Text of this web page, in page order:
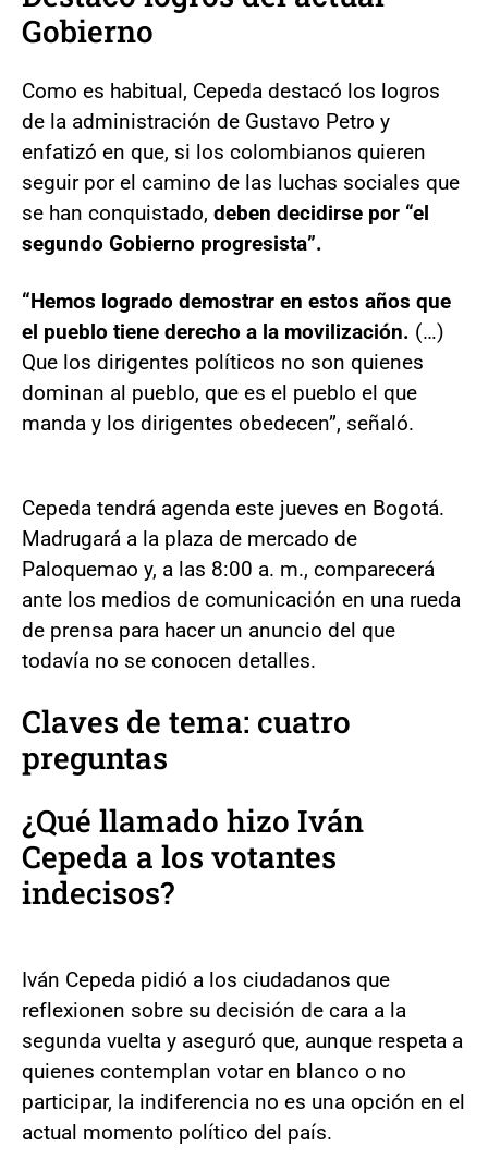
Gobierno
Como es habitual, Cepeda destacó los logros
de la administración de Gustavo Petro y
enfatizó en que, si los colombianos quieren
seguir por el camino de las luchas sociales que
se han conquistado, deben decidirse por “el
segundo Gobierno progresista”.
“Hemos logrado demostrar en estos años que
el pueblo tiene derecho a la movilización. (…)
Que los dirigentes políticos no son quienes
dominan al pueblo, que es el pueblo el que
manda y los dirigentes obedecen”, señaló.
Cepeda tendrá agenda este jueves en Bogotá.
Madrugará a la plaza de mercado de
Paloquemao y, a las 8:00 a. m., comparecerá
ante los medios de comunicación en una rueda
de prensa para hacer un anuncio del que
todavía no se conocen detalles.
Claves de tema: cuatro
preguntas
¿Qué llamado hizo Iván
Cepeda a los votantes
indecisos?
Iván Cepeda pidió a los ciudadanos que
reflexionen sobre su decisión de cara a la
segunda vuelta y aseguró que, aunque respeta a
quienes contemplan votar en blanco o no
participar, la indiferencia no es una opción en el
actual momento político del país.